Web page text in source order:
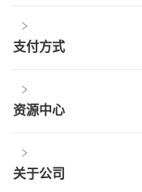
支付方式
资源中心
关于公司